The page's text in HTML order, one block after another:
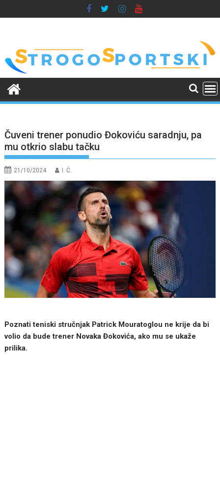
to
Čuveni trener ponudio Đokoviću saradnju, pa
mu otkrio slabu tačku
21/10/2024 I. Ć.
Poznati teniski stručnjak Patrick Mouratoglou ne krije da bi
volio da bude trener Novaka Đokovića, ako mu se ukaže
prilika.